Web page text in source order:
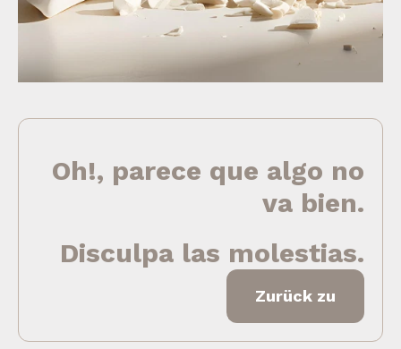
Oh!, parece que algo no
va bien.
Disculpa las molestias.
Zurück zu